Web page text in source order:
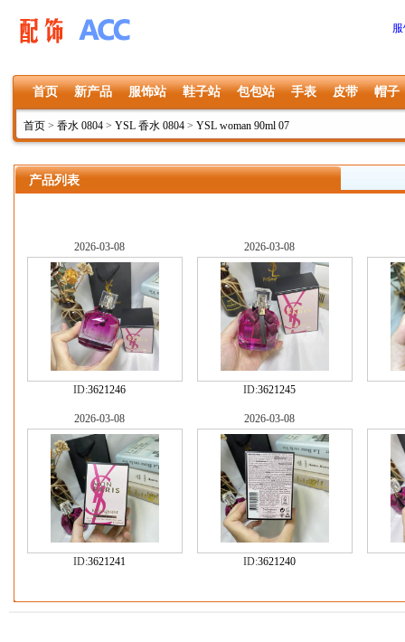
首页 新产品 服饰站 鞋子站 包包站 手表 皮带 帽子
首页 > 香水 0804 > YSL 香水 0804 > YSL woman 90ml 07
产品列表
2026-03-08
ID:3621246
2026-03-08
ID:3621245
2026-03-08
ID:3621241
2026-03-08
ID:3621240